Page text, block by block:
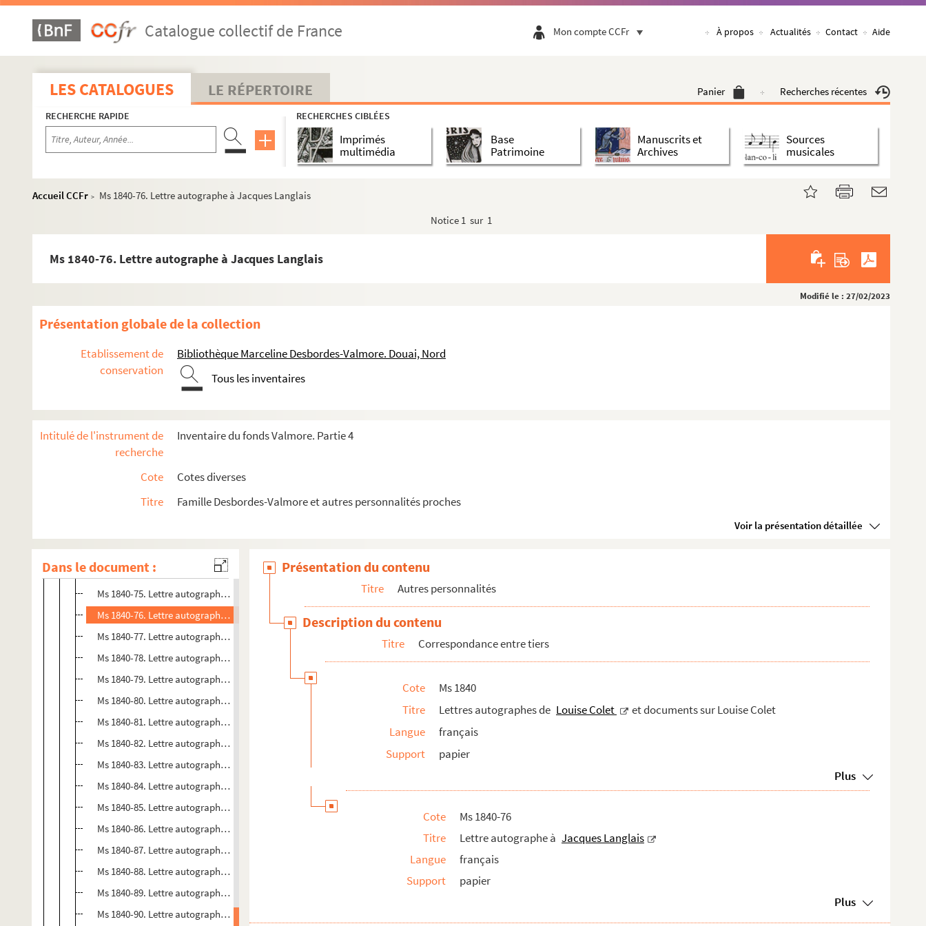
Catalogue collectif de France Mon compte CCFr À propos Actualités Contact Aide
LES CATALOGUES LE RÉPERTOIRE Panier Recherches récentes
RECHERCHE RAPIDE RECHERCHES CIBLÉES
Imprimés
multimédia
Base
Patrimoine
Manuscrits et
Archives
Sources
musicales
Accueil CCFr >
Ms 1840-76. Lettre autographe à Jacques Langlais
Notice 1 sur 1
Ms 1840-76. Lettre autographe à Jacques Langlais
Modifié le : 27/02/2023
Présentation globale de la collection
Etablissement de
conservation
Bibliothèque Marceline Desbordes-Valmore. Douai, Nord
Tous les inventaires
Intitulé de l'instrument de
recherche
Inventaire du fonds Valmore. Partie 4
Cote
Cotes diverses
Titre
Famille Desbordes-Valmore et autres personnalités proches
Voir la présentation détaillée
Dans le document :
Ms 1840-51. Lettre autographe à Jacques Langlais
Ms 1840-52. Lettre autographe à Jacques Langlais
Ms 1840-53. Lettre autographe à Jacques Langlais
Ms 1840-54. Lettre autographe à Jacques Langlais
Ms 1840-55. Lettre autographe à Jacques Langlais
Ms 1840-56. Lettre autographe à Jacques Langlais
Ms 1840-57. Lettre autographe à Jacques Langlais
Ms 1840-61. Lettre autographe à Jacques Langlais
Ms 1840-64. Lettre autographe à Jacques Langlais
Ms 1840-65. Lettre autographe à Jacques Langlais
Ms 1840-65 bis. Lettre autographe à Jacques Langlais
Ms 1840-67. Lettre autographe à Jacques Langlais
Ms 1840-68. Lettre autographe à Jacques Langlais
Ms 1840-71. Lettre autographe à Jacques Langlais
Ms 1840-73. Lettre autographe à Jacques Langlais
Ms 1840-74. Lettre autographe à Jacques Langlais
Ms 1840-75. Lettre autographe à Jacques Langlais
Ms 1840-76. Lettre autographe à Jacques Langlais
Ms 1840-77. Lettre autographe à Jacques Langlais
Ms 1840-78. Lettre autographe à Jacques Langlais
Ms 1840-79. Lettre autographe à Jacques Langlais
Ms 1840-80. Lettre autographe à un destinataire non identifié, écrite de Paris
Ms 1840-81. Lettre autographe à un duc inconnu et écrite de Paris
Ms 1840-82. Lettre autographe à une destinataire non identifiée qui est Marceline Desbordes-Valmore selon Franci...
Ms 1840-83. Lettre autographe à un inconnu, écrite de Paris
Ms 1840-84. Lettre autographe à Victor Blois
Ms 1840-85. Lettre autographe à Victor Blois, écrite de Paris
Ms 1840-86. Lettre autographe à Victor Blois, écrite de Paris
Ms 1840-87. Lettre autographe à un "illustre patriote" qui est Alphonse Esquiros selon Francis Ambrière écrite d...
Ms 1840-88. Lettre autographe à "Monsieur et ami" (Alphonse Esquiros selon Francis Ambrière)
Ms 1840-89. Lettre autographe à un inconnu qui est M. Feuillet de Conches selon une note de Francis Aùmbrière
Ms 1840-90. Lettre autographe à un inconnu
Présentation du contenu
Titre Autres personnalités
Description du contenu
Titre Correspondance entre tiers
Cote
Ms 1840
Titre
Lettres autographes de Louise Colet
et documents sur Louise Colet
Langue
français
Support
papier
Plus
Cote
Ms 1840-76
Titre
Lettre autographe à Jacques Langlais
Langue
français
Support
papier
Plus